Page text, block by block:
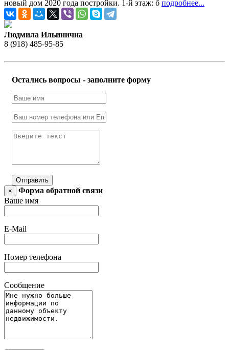
новый дом 2020 года постройки. 1-й этаж: б подробнее...
Людмила Ильинична
8 (918) 485-95-85
Остались вопросы - заполните форму
Отправить
×
Форма обратной связи
Ваше имя
E-Mail
Номер телефона
Сообщение